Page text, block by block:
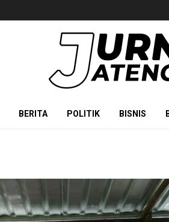
BERITA POLITIK BISNIS